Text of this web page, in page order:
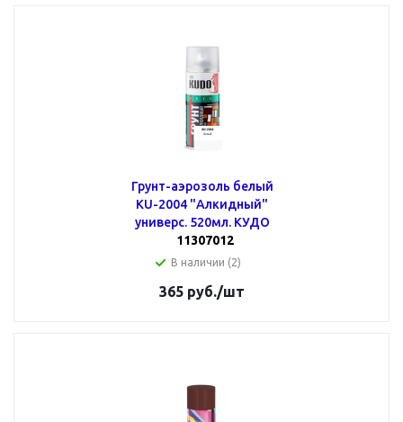
Грунт-аэрозоль белый
KU-2004 "Алкидный"
универс. 520мл. КУДО
11307012
В наличии (2)
365 руб./шт